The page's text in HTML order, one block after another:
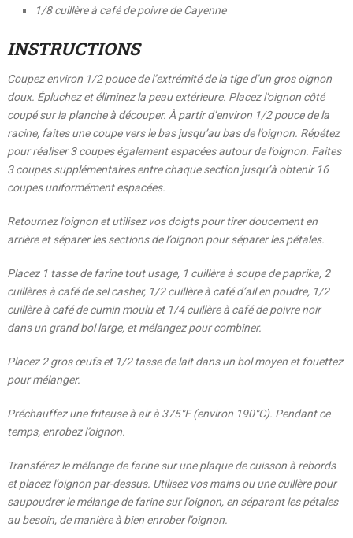
1/8 cuillère à café de poivre de Cayenne
INSTRUCTIONS
Coupez environ 1/2 pouce de l’extrémité de la tige d’un gros oignon
doux. Épluchez et éliminez la peau extérieure. Placez l’oignon côté
coupé sur la planche à découper. À partir d’environ 1/2 pouce de la
racine, faites une coupe vers le bas jusqu’au bas de l’oignon. Répétez
pour réaliser 3 coupes également espacées autour de l’oignon. Faites
3 coupes supplémentaires entre chaque section jusqu’à obtenir 16
coupes uniformément espacées.
Retournez l’oignon et utilisez vos doigts pour tirer doucement en
arrière et séparer les sections de l’oignon pour séparer les pétales.
Placez 1 tasse de farine tout usage, 1 cuillère à soupe de paprika, 2
cuillères à café de sel casher, 1/2 cuillère à café d’ail en poudre, 1/2
cuillère à café de cumin moulu et 1/4 cuillère à café de poivre noir
dans un grand bol large, et mélangez pour combiner.
Placez 2 gros œufs et 1/2 tasse de lait dans un bol moyen et fouettez
pour mélanger.
Préchauffez une friteuse à air à 375°F (environ 190°C). Pendant ce
temps, enrobez l’oignon.
Transférez le mélange de farine sur une plaque de cuisson à rebords
et placez l’oignon par-dessus. Utilisez vos mains ou une cuillère pour
saupoudrer le mélange de farine sur l’oignon, en séparant les pétales
au besoin, de manière à bien enrober l’oignon.